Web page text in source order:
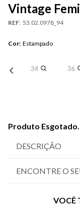
Vintage
REF: 53.02.0978_94
Cor: Estampado
34 36
Produto Esgotado.
DESCRIÇÃO
ENCONTRE O
VOCÊ